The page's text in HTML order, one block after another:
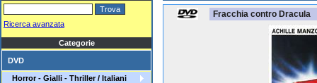
Ricerca avanzata
Categorie
DVD
Horror - Gialli - Thriller / Italiani
Fracchia contro Dracula